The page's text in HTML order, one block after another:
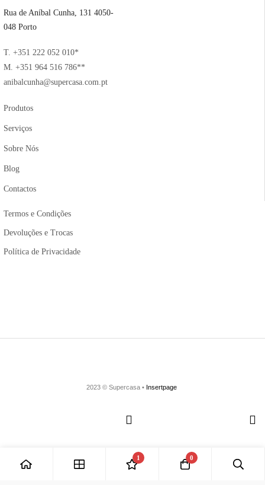
Rua de Aníbal Cunha, 131 4050-
048 Porto
T. +351 222 052 010*
M. +351 964 516 786**
anibalcunha@supercasa.com.pt
Produtos
Serviços
Sobre Nós
Blog
Contactos
Termos e Condições
Devoluções e Trocas
Política de Privacidade
2023 © Supercasa • Insertpage
1 0